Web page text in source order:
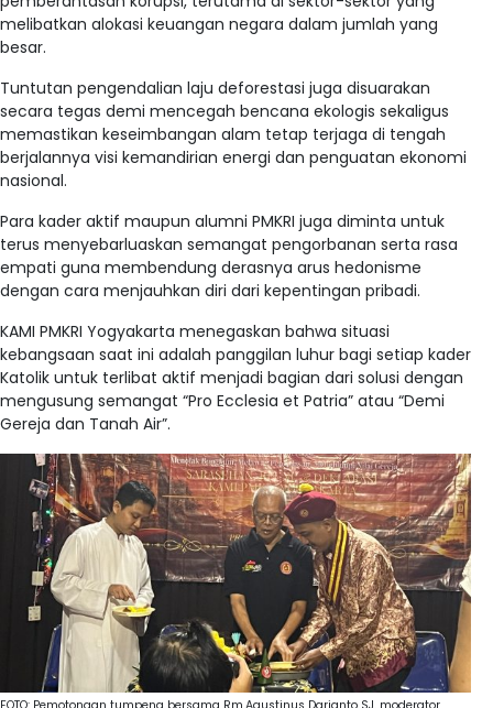
melibatkan alokasi keuangan negara dalam jumlah yang
besar.
Tuntutan pengendalian laju deforestasi juga disuarakan
secara tegas demi mencegah bencana ekologis sekaligus
memastikan keseimbangan alam tetap terjaga di tengah
berjalannya visi kemandirian energi dan penguatan ekonomi
nasional.
Para kader aktif maupun alumni PMKRI juga diminta untuk
terus menyebarluaskan semangat pengorbanan serta rasa
empati guna membendung derasnya arus hedonisme
dengan cara menjauhkan diri dari kepentingan pribadi.
KAMI PMKRI Yogyakarta menegaskan bahwa situasi
kebangsaan saat ini adalah panggilan luhur bagi setiap kader
Katolik untuk terlibat aktif menjadi bagian dari solusi dengan
mengusung semangat “Pro Ecclesia et Patria” atau “Demi
Gereja dan Tanah Air”.